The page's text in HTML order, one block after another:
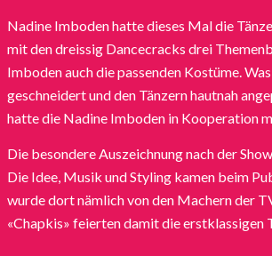
Nadine Imboden hatte dieses Mal die
mit den dreissig Dancecracks drei
Imboden auch die passenden Kostüme.
geschneidert und den Tänzern hautnah
hatte die Nadine Imboden in Kooperation
Die besondere Auszeichnung nach der Show
Die Idee, Musik und Styling kamen beim
wurde dort nämlich von den Machern der
«Chapkis» feierten damit die erstklassigen